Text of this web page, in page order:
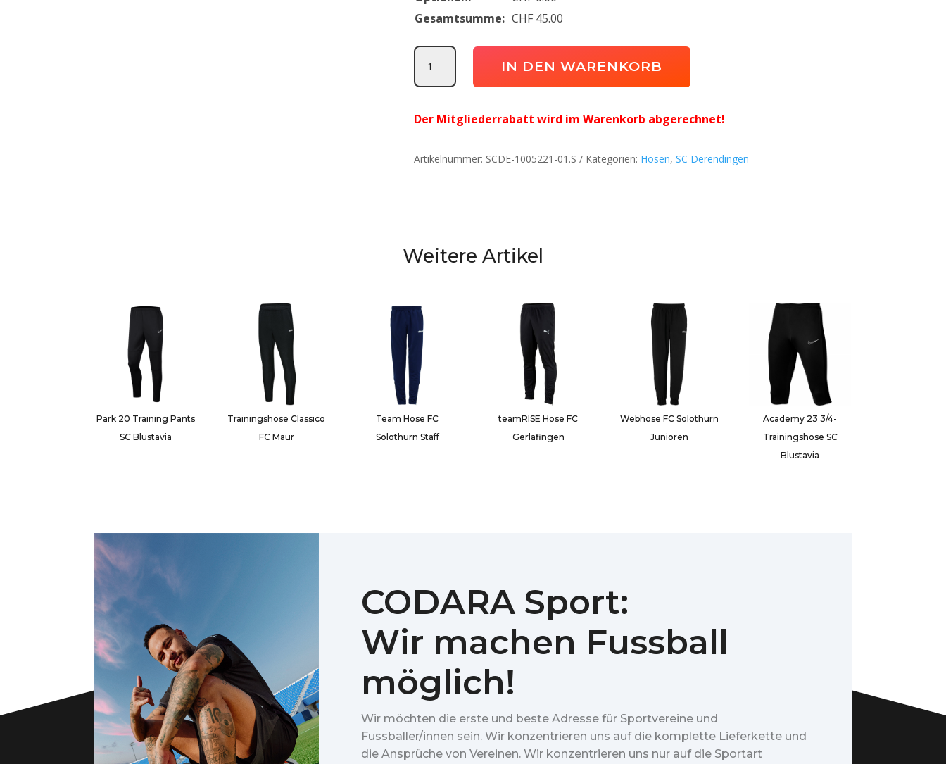
Gesamtsumme: CHF 45.00
Team
Derendingen
Menge
IN DEN WARENKORB
Der Mitgliederrabatt wird im Warenkorb abgerechnet!
Artikelnummer: SCDE-1005221-01.S Kategorien: Hosen,SC Derendingen
Weitere Artikel
Park 20 Training Pants
SC Blustavia
Trainingshose Classico
FC Maur
Team Hose FC
Solothurn Staff
teamRISE Hose FC
Gerlafingen
Webhose FC Solothurn
Junioren
Academy 23 3/4-
Trainingshose SC
Blustavia
CODARA Sport:
Wir machen Fussball
möglich!
Wir möchten die erste und beste Adresse für Sportvereine und
Fussballer/innen sein. Wir konzentrieren uns auf die komplette Lieferkette und
die Ansprüche von Vereinen. Wir konzentrieren uns nur auf die Sportart